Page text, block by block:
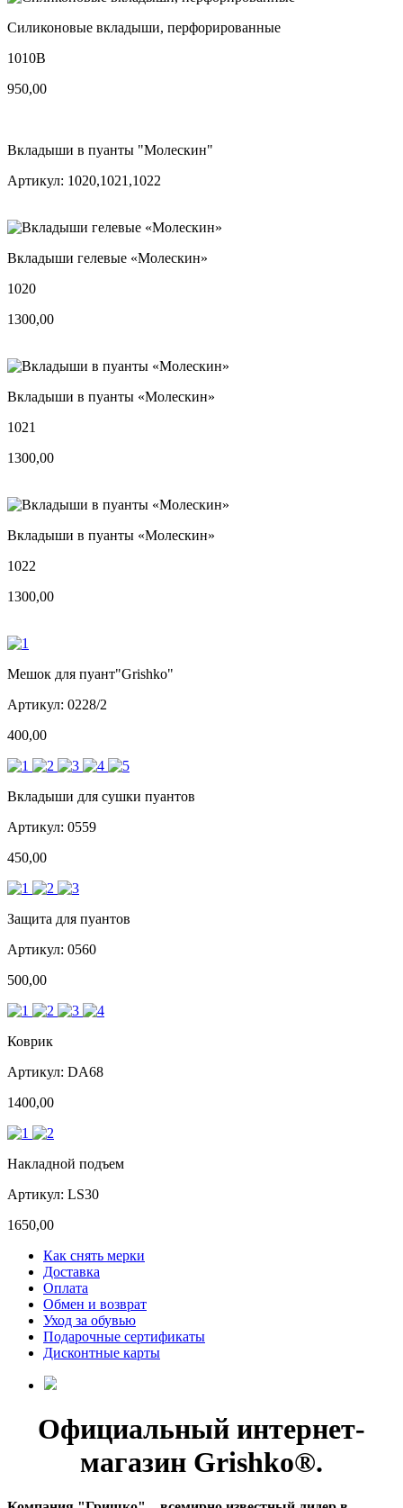
Силиконовые вкладыши, перфорированные
1010B
950,00
Вкладыши в пуанты "Молескин"
Артикул: 1020,1021,1022
Вкладыши гелевые «Молескин»
1020
1300,00
Вкладыши в пуанты «Молескин»
1021
1300,00
Вкладыши в пуанты «Молескин»
1022
1300,00
Мешок для пуант"Grishko"
Артикул: 0228/2
400,00
Вкладыши для сушки пуантов
Артикул: 0559
450,00
Защита для пуантов
Артикул: 0560
500,00
Коврик
Артикул: DA68
1400,00
Накладной подъем
Артикул: LS30
1650,00
Как снять мерки
Доставка
Оплата
Обмен и возврат
Уход за обувью
Подарочные сертификаты
Дисконтные карты
Официальный интернет-
магазин Grishko®.